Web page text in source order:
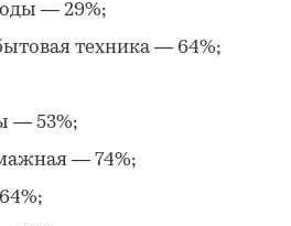
— 29%;
техника— 64%;
— 53%;
— 74%;
64%;